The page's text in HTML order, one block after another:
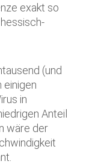
exakt so
(und
einigen
in
Anteil
wäre der